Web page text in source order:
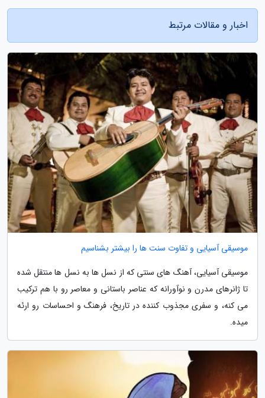
اخبار و مقالات مرتبط
موسیقی آسیایی و تفاوت سنت ها را بیشتر بشناسیم
موسیقی آسیایی، آهنگ های سنتی که از نسل ها به نسل ها منتقل شده
تا ژانرهای مدرن و نوآورانه که عناصر باستانی و معاصر رو با هم ترکیب
می کنه، و سفری مجذوب کننده در تاریخ، فرهنگ و احساسات رو ارئه
میده.